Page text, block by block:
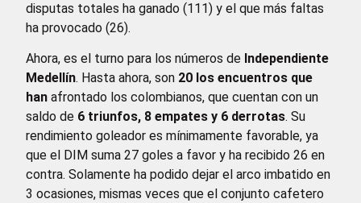
disputas totales ha ganado (111) y el que más faltas
ha provocado (26).
Ahora, es el turno para los números de Independiente
Medellín. Hasta ahora, son 20 los encuentros que
han afrontado los colombianos, que cuentan con un
saldo de 6 triunfos, 8 empates y 6 derrotas. Su
rendimiento goleador es mínimamente favorable, ya
que el DIM suma 27 goles a favor y ha recibido 26 en
contra. Solamente ha podido dejar el arco imbatido en
3 ocasiones, mismas veces que el conjunto cafetero